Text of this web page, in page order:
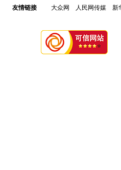
友情链接 大众网 人民网传媒 新